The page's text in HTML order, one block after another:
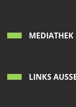
MEDIATHEK
LINKS